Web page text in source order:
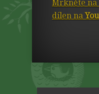
Mrkněte na
dílen na